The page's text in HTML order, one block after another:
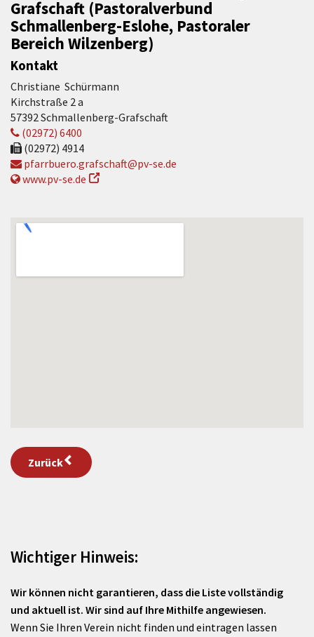
Grafschaft (Pastoralverbund
Schmallenberg-Eslohe, Pastoraler
Bereich Wilzenberg)
Kontakt
Christiane Schürmann
Kirchstraße 2 a
57392 Schmallenberg-Grafschaft
(02972) 6400
(02972) 4914
pfarrbuero.grafschaft@pv-se.de
www.pv-se.de
Zurück
Wichtiger Hinweis:
Wir können nicht garantieren, dass die Liste vollständig
und aktuell ist. Wir sind auf Ihre Mithilfe angewiesen.
Wenn Sie Ihren Verein nicht finden und eintragen lassen